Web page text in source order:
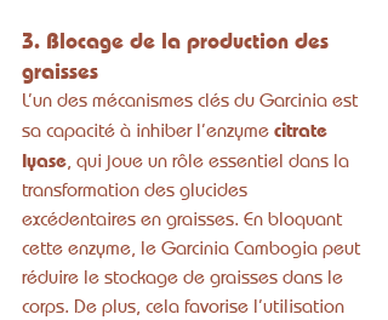
3. Blocage de la production des
graisses
L’un des mécanismes clés du Garcinia est
sa capacité à inhiber l’enzyme citrate
lyase , qui joue un rôle essentiel dans la
transformation des glucides
excédentaires en graisses. En bloquant
cette enzyme, le Garcinia Cambogia peut
réduire le stockage de graisses dans le
corps. De plus, cela favorise l’utilisation